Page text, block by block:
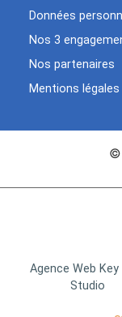
Données
Nos 3
Nos partenaires
Mentions légales
©
Agence Web Key
Studio